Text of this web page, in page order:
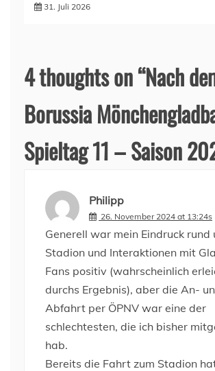
31. Juli 2026
4 thoughts on “Nach
Borussia
Spieltag 11 – Saison
Philipp
26. November 2024 at 13:24s
Generell war mein Eindruck rund
Stadion und Interaktionen mit
Fans positiv (wahrscheinlich
durchs Ergebnis), aber die An-
Abfahrt per ÖPNV war eine der
schlechtesten, die ich bisher
hab.
Bereits die Fahrt zum Stadion